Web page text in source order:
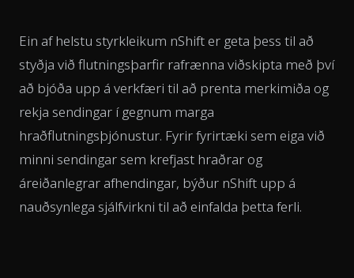
Ein af helstu styrkleikum nShift er geta þess til að
styðja við flutningsþarfir rafrænna viðskipta með því
að bjóða upp á verkfæri til að prenta merkimiða og
rekja sendingar í gegnum marga
hraðflutningsþjónustur. Fyrir fyrirtæki sem eiga við
minni sendingar sem krefjast hraðrar og
áreiðanlegrar afhendingar, býður nShift upp á
nauðsynlega sjálfvirkni til að einfalda þetta ferli.